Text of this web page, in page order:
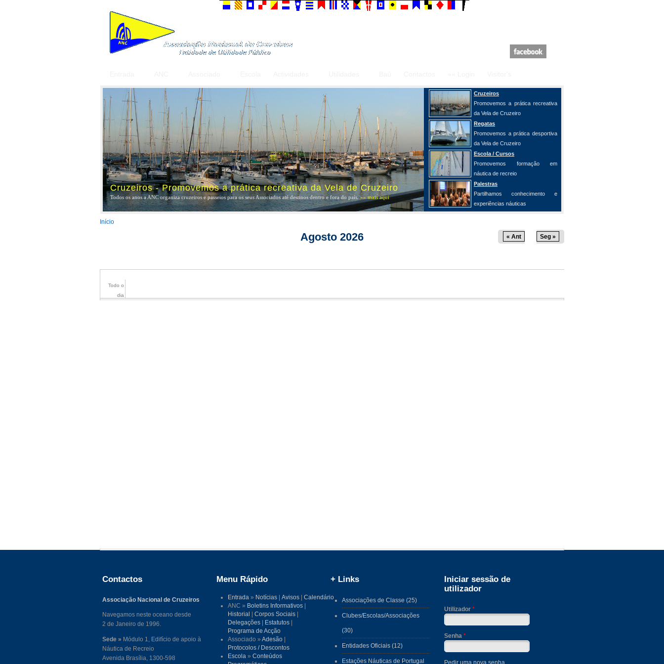
Cruzeiros
Promovemos a prática recreativa
da Vela de Cruzeiro
Regatas
Promovemos a prática desportiva
da Vela de Cruzeiro
Escola / Cursos
Promovemos formação em
náutica de recreio
Palestras
Partilhamos conhecimento e
experiências náuticas
Cruzeiros - Promovemos a prática recreativa da Vela de Cruzeiro
Todos os anos a ANC organiza cruzeiros e passeios para os seus Associados até destinos dentro e fora do país.»» mais aqui
You are here
Início
Agosto 2026 « Ant Seg »
Todo o
dia
Contactos
Associação Nacional de Cruzeiros
Navegamos neste oceano desde
2 de Janeiro de 1996.
Sede » Módulo 1, Edifício de apoio à
Náutica de Recreio
Avenida Brasília, 1300-598
Menu Rápido
Entrada » Notícias |Avisos |Calendário
ANC » Boletins Informativos
Historial
|Corpos Sociais
Delegações
Estatutos
Programa de Acção
Associado »Adesão
Protocolos / Descontos
Escola »Conteúdos
+ Links
Associações de Classe (25)
Clubes/Escolas/Associações
(30)
Entidades Oficiais (12)
Estações Náuticas de Portugal
Iniciar sessão de
utilizador
Utilizador*
Senha*
Pedir uma nova senha